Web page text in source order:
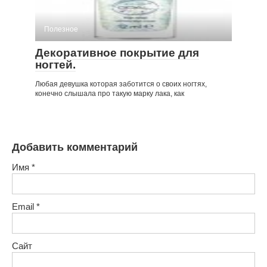
Полезное
Декоративное покрытие для
ногтей.
Любая девушка которая заботится о своих ногтях,
конечно слышала про такую марку лака, как
Добавить комментарий
Имя *
Email *
Сайт